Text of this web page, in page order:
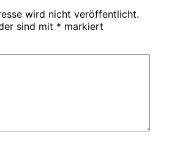
wird nicht veröffentlicht.
sind mit * markiert